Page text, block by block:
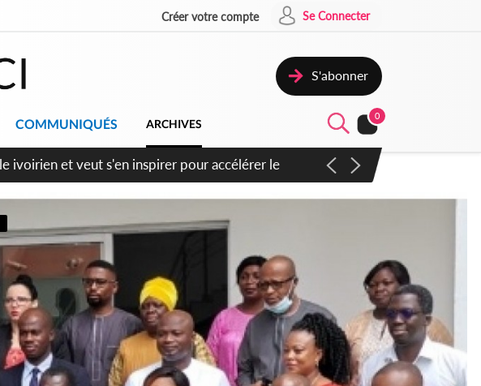
Créer votre compte Se Connecter
S'abonner
COMMUNIQUÉS ARCHIVES
0
et les Agoras : un nouveau coup